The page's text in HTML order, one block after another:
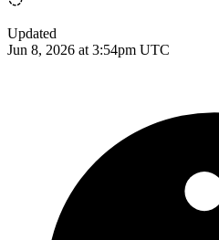
Updated
Jun 8, 2026 at 3:54pm UTC